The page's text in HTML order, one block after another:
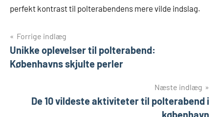
perfekt kontrast til polterabendens mere vilde indslag.
Indlægsnavigation
Forrige indlæg
Unikke oplevelser til polterabend:
Københavns skjulte perler
Næste indlæg
De 10 vildeste aktiviteter til polterabend i